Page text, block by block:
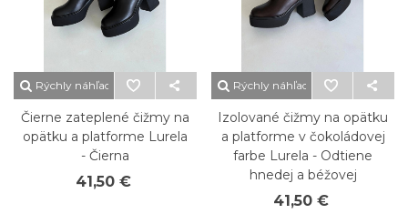
Rýchly náhľad
Čierne zateplené čižmy na
opätku a platforme Lurela
- Čierna
41,50 €
Rýchly náhľad
Izolované čižmy na opätku
a platforme v čokoládovej
farbe Lurela - Odtiene
hnedej a béžovej
41,50 €